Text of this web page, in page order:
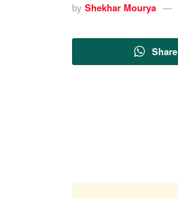
by Shekhar Mourya